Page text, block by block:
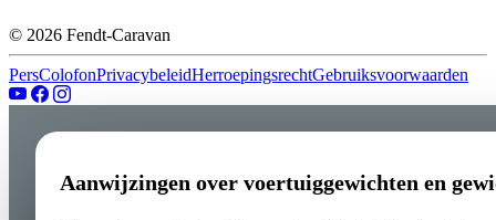
© 2026 Fendt-Caravan
PersColofonPrivacybeleidHerroepingsrechtGebruiksvoorwaarden
Aanwijzingen over voertuiggewichten en